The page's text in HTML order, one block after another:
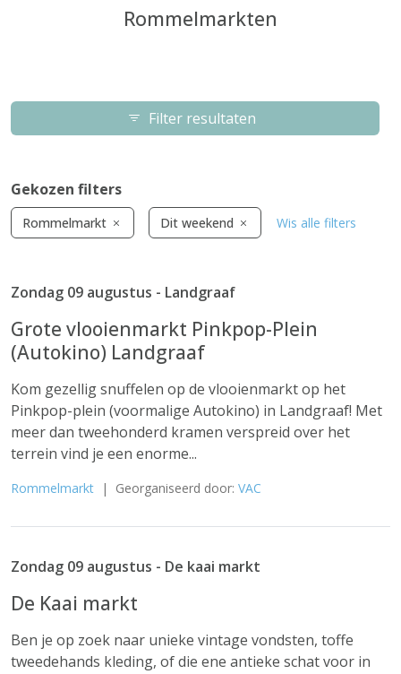
Rommelmarkten
Filter resultaten
Gekozen filters
Rommelmarkt Dit weekend Wis alle filters
Zondag 09 augustus - Landgraaf
Grote vlooienmarkt Pinkpop-Plein
(Autokino) Landgraaf
Kom gezellig snuffelen op de vlooienmarkt op het
Pinkpop-plein (voormalige Autokino) in Landgraaf! Met
meer dan tweehonderd kramen verspreid over het
terrein vind je een enorme...
Rommelmarkt | Georganiseerd door: VAC
Zondag 09 augustus - De kaai markt
De Kaai markt
Ben je op zoek naar unieke vintage vondsten, toffe
tweedehands kleding, of die ene antieke schat voor in